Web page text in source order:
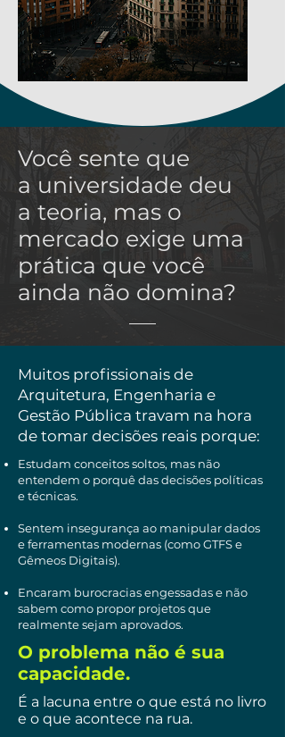
Você sente que
a universidade deu
a teoria, mas o
mercado exige uma
prática que você
ainda não domina?
Muitos profissionais de
Arquitetura, Engenharia e
Gestão Pública travam na hora
de tomar decisões reais porque:
Estudam conceitos soltos, mas não
entendem o porquê das decisões políticas
e técnicas.
Sentem insegurança ao manipular dados
e ferramentas modernas (como GTFS e
Gêmeos Digitais).
Encaram burocracias engessadas e não
sabem como propor projetos que
realmente sejam aprovados.
O problema não é sua
capacidade.
É a lacuna entre o que está no livro
e o que acontece na rua.